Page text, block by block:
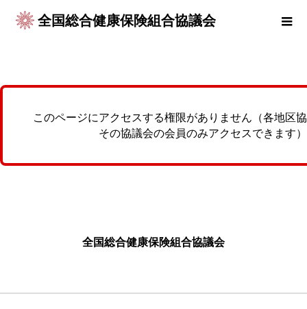
全国総合健康保険組合協議会
このページにアクセスする権限がありません（各地区
その協議会の会員のみアクセスできます
全国総合健康保険組合協議会